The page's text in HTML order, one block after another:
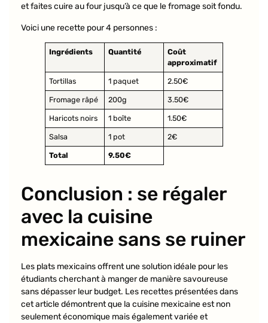
et faites cuire au four jusqu’à ce que le fromage soit fondu.
Voici une recette pour 4 personnes :
Ingrédients Quantité
Coût
approximatif
Tortillas 1 paquet 2.50€
Fromage râpé 200g 3.50€
Haricots noirs 1 boîte 1.50€
Salsa 1 pot 2€
Total 9.50€
Conclusion : se régaler
avec la cuisine
mexicaine sans se ruiner
Les plats mexicains offrent une solution idéale pour les
étudiants cherchant à manger de manière savoureuse
sans dépasser leur budget. Les recettes présentées dans
cet article démontrent que la cuisine mexicaine est non
seulement économique mais également variée et